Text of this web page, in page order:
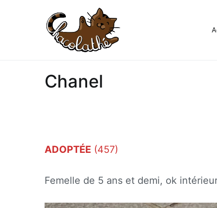
Chanel
ADOPTÉE (457)
Femelle de 5 ans et demi, ok